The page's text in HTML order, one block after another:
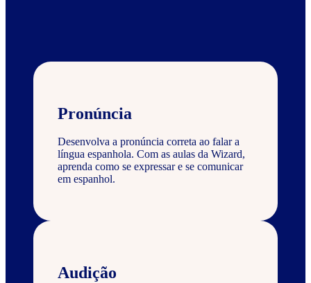
Pronúncia
Desenvolva a pronúncia correta ao falar a
língua espanhola. Com as aulas da Wizard,
aprenda como se expressar e se comunicar
em espanhol.
Audição